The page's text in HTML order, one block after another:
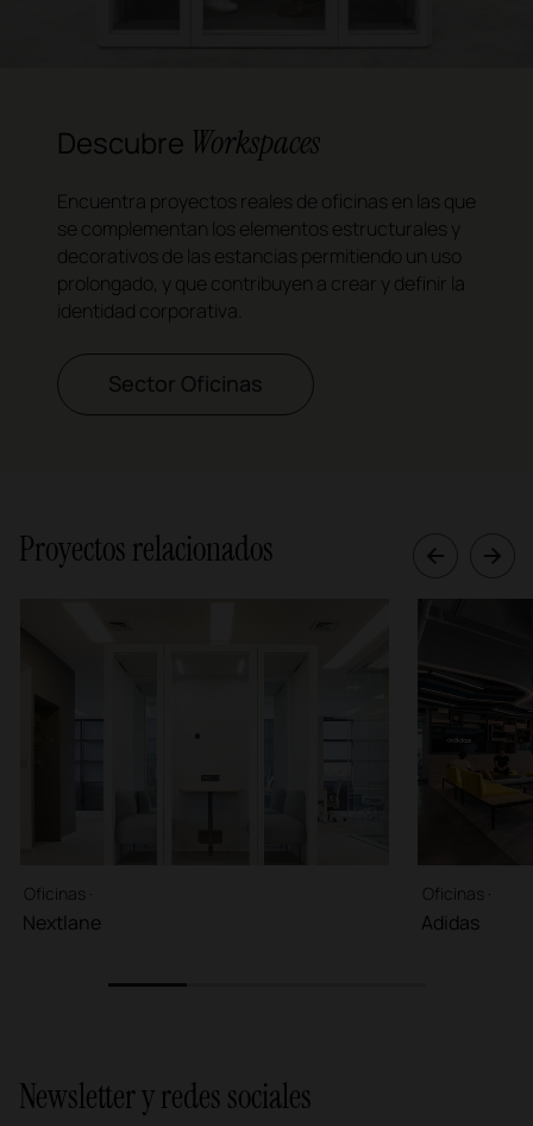
Descubre Workspaces
Encuentra proyectos reales de oficinas en las que
se complementan los elementos estructurales y
decorativos de las estancias permitiendo un uso
prolongado, y que contribuyen a crear y definir la
identidad corporativa.
Sector Oficinas
Proyectos relacionados
Oficinas ·
Nextlane
Oficinas ·
Adidas
Newsletter y redes sociales